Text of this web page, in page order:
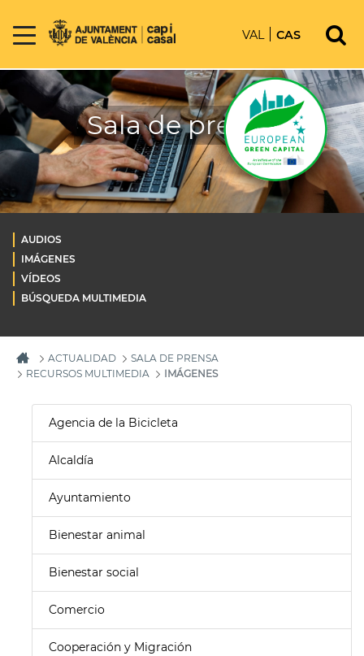
VAL CAS
Sala de prensa
AUDIOS
IMÁGENES
VÍDEOS
BÚSQUEDA MULTIMEDIA
ACTUALIDAD
SALA DE PRENSA
RECURSOS MULTIMEDIA
IMÁGENES
Agencia de la Bicicleta
Alcaldía
Ayuntamiento
Bienestar animal
Bienestar social
Comercio
Cooperación y Migración